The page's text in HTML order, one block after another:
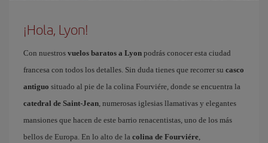
¡Hola, Lyon!
Con nuestros vuelos baratos a Lyon podrás conocer esta ciudad
francesa con todos los detalles. Sin duda tienes que recorrer su casco
antiguo situado al pie de la colina Fourviére, donde se encuentra la
catedral de Saint-Jean, numerosas iglesias llamativas y elegantes
mansiones que hacen de este barrio renacentistas, uno de los más
bellos de Europa. En lo alto de la colina de Fourviére,